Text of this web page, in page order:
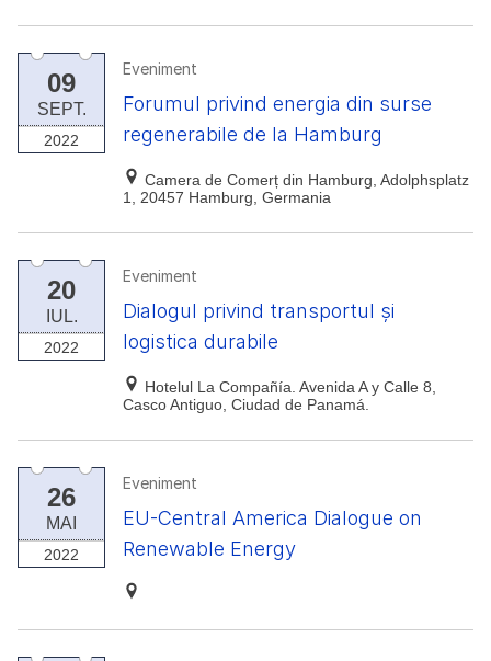
09
SEPT.
2022
Eveniment
Forumul privind energia din surse
regenerabile de la Hamburg
Camera de Comerț din Hamburg, Adolphsplatz
1, 20457 Hamburg, Germania
20
IUL.
2022
Eveniment
Dialogul privind transportul și
logistica durabile
Hotelul La Compañía. Avenida A y Calle 8,
Casco Antiguo, Ciudad de Panamá.
26
MAI
2022
Eveniment
EU-Central America Dialogue on
Renewable Energy